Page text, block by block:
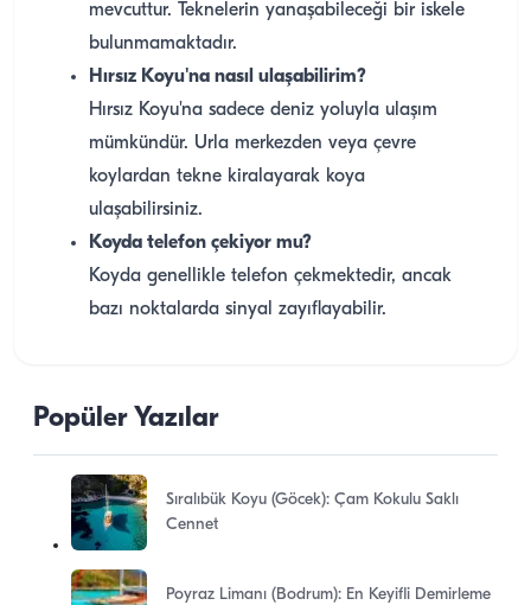
mevcuttur. Teknelerin yanaşabileceği bir iskele
bulunmamaktadır.
Hırsız Koyu'na nasıl ulaşabilirim?
Hırsız Koyu'na sadece deniz yoluyla ulaşım
mümkündür. Urla merkezden veya çevre
koylardan tekne kiralayarak koya
ulaşabilirsiniz.
Koyda telefon çekiyor mu?
Koyda genellikle telefon çekmektedir, ancak
bazı noktalarda sinyal zayıflayabilir.
Popüler Yazılar
Sıralıbük Koyu (Göcek): Çam Kokulu Saklı
Cennet
Poyraz Limanı (Bodrum): En Keyifli Demirleme